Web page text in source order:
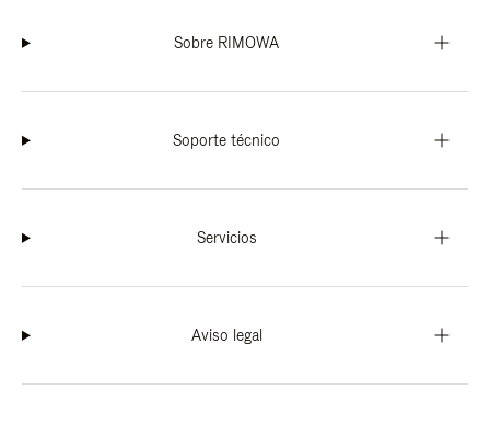
Sobre RIMOWA
Soporte técnico
Servicios
Aviso legal